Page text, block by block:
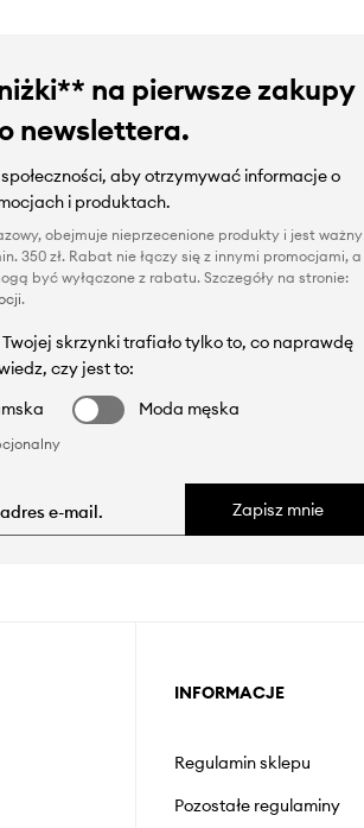
na pierwsze zakupy
newslettera.
społeczności, aby otrzymywać informacje o
i produktach.
obejmuje nieprzecenione produkty i jest ważny
350 zł. Rabat nie łączy się z innymi promocjami, a
być wyłączone z rabatu. Szczegóły na stronie:
.
skrzynki trafiało tylko to, co naprawdę
czy jest to:
Moda męska
Zapisz mnie
INFORMACJE
Regulamin sklepu
Pozostałe regulaminy